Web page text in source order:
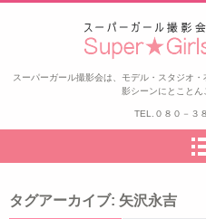
スーパーガール
スーパーガール撮影会は、モデル・スタジオ
影シーンにとことん
TEL. ０８０－３
タグアーカイブ: 矢沢永吉